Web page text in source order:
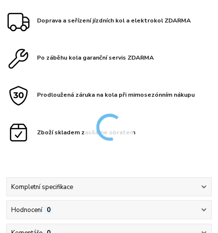
Doprava a seřízení jízdních kol a elektrokol ZDARMA
Po záběhu kola garanční servis ZDARMA
Prodloužená záruka na kola při mimosezónním nákupu
Zboží skladem zasíláme obratem
Kompletní specifikace
Hodnocení 0